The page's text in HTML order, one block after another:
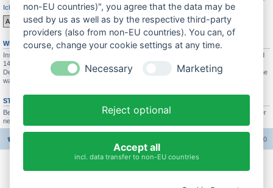
Ich habe mein Passwort vergessen
Angemeldet bleiben
WER IST ONLINE?
Insgesamt sind
Besucher online :: 1 sichtbares Mitglied, 0 unsichtbare Mitglieder und
145 Gäste (basierend auf den aktiven Besuchern der letzten 10 Minuten)
Der Besucherrekord liegt bei4689Besuchern, die am 26.07.2025 21:19 gleichzeitig online
waren.
STATISTIK
Beiträge insgesamt
• Themen insgesamt3422• Mitglieder insgesamt
• Unser
neuestes Mitglied:
UTC+02:00
Impressum
non-EU countries)", you agree that the data may be
used by us as well as by the respective third-party
providers (also from non-EU countries). You can, of
course, change your cookie settings at any time.
Necessary Marketing
Reject optional
Accept all
incl. data transfer to non-EU countries